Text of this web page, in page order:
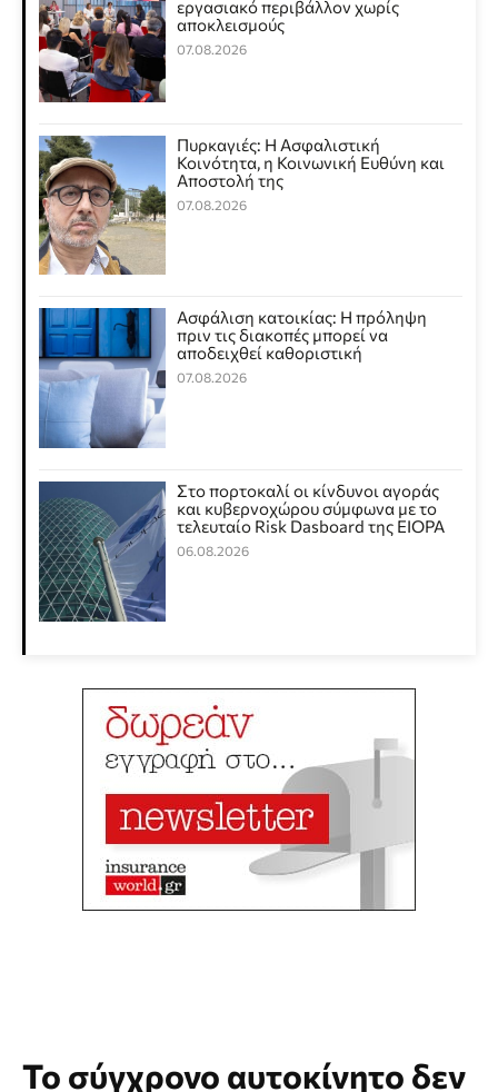
εργασιακό περιβάλλον χωρίς
αποκλεισμούς
07.08.2026
Πυρκαγιές: Η Ασφαλιστική
Κοινότητα, η Κοινωνική Ευθύνη και
Αποστολή της
07.08.2026
Ασφάλιση κατοικίας: Η πρόληψη
πριν τις διακοπές μπορεί να
αποδειχθεί καθοριστική
07.08.2026
Στο πορτοκαλί οι κίνδυνοι αγοράς
και κυβερνοχώρου σύμφωνα με το
τελευταίο Risk Dasboard της EIOPA
06.08.2026